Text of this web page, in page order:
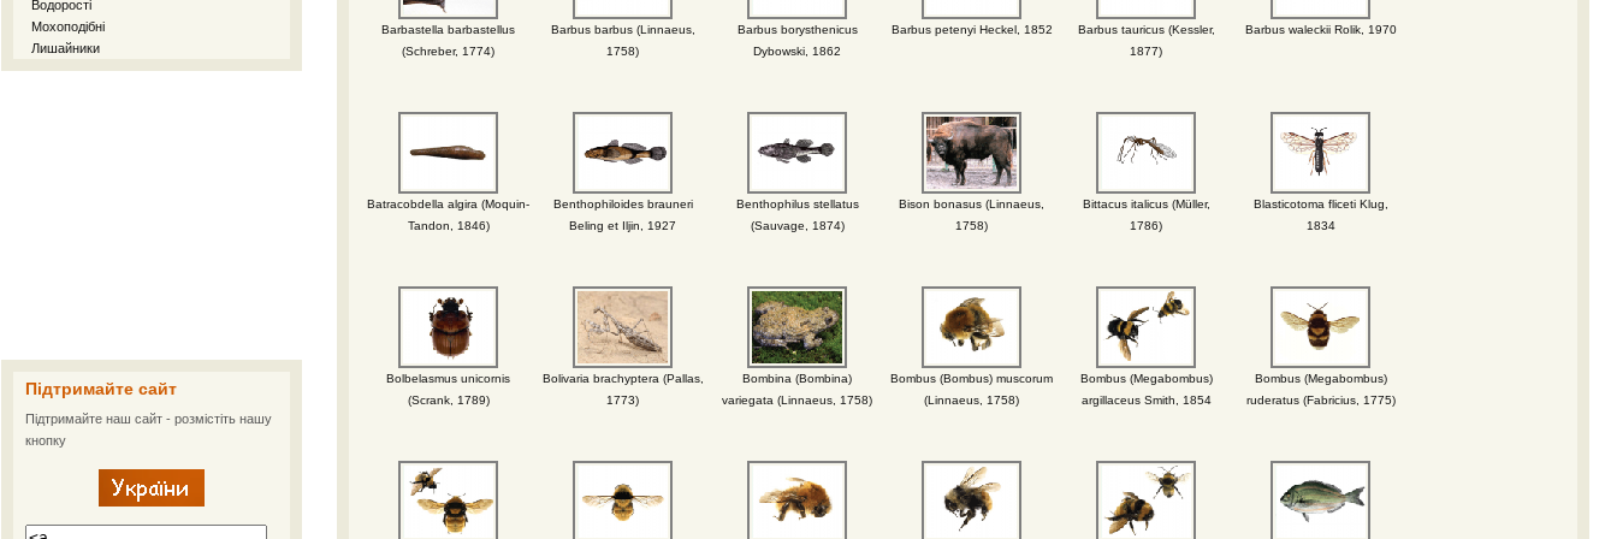
Водорості
Мохоподібні
Лишайники
Підтримайте сайт
Підтримайте наш сайт - розмістіть нашу
кнопку
Barbastella barbastellus
(Schreber, 1774)
Barbus barbus (Linnaeus,
1758)
Barbus borysthenicus
Dybowski, 1862
Barbus petenyi Heckel, 1852
Barbus tauricus (Kessler,
1877)
Barbus waleckii Rolik, 1970
Batracobdella algira (Moquin-
Tandon, 1846)
Benthophiloides brauneri
Beling et Iljin, 1927
Benthophilus stellatus
(Sauvage, 1874)
Bison bonasus (Linnaeus,
1758)
Bittacus italicus (Müller,
1786)
Blasticotoma fliceti Klug,
1834
Bolbelasmus unicornis
(Scrank, 1789)
Bolivaria brachyptera (Pallas,
1773)
Bombina (Bombina)
variegata (Linnaeus, 1758)
Bombus (Bombus) muscorum
(Linnaeus, 1758)
Bombus (Megabombus)
argillaceus Smith, 1854
Bombus (Megabombus)
ruderatus (Fabricius, 1775)